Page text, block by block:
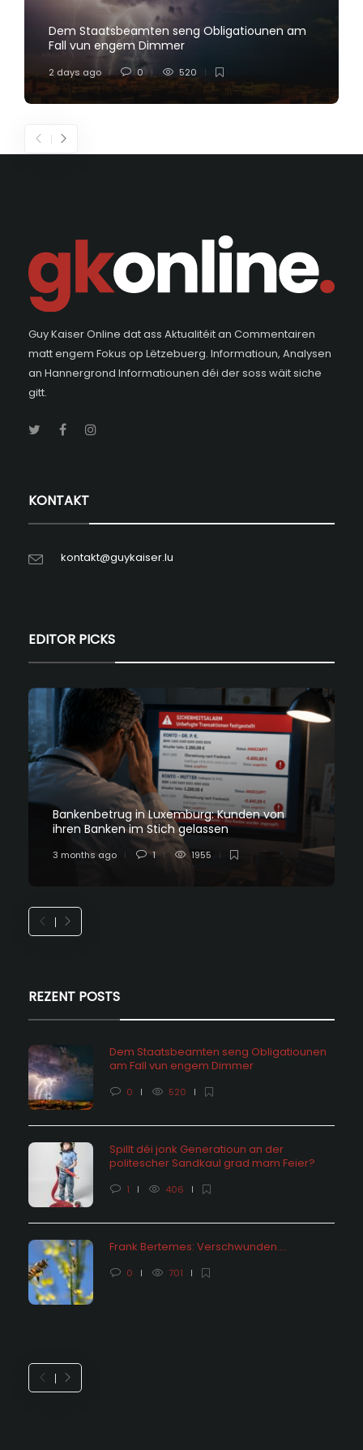
Dem Staatsbeamten seng Obligatiounen am
Fall vun engem Dimmer
2 days ago 0 520
Guy Kaiser Online dat ass Aktualitéit an Commentairen
matt engem Fokus op Lëtzebuerg. Informatioun, Analysen
an Hannergrond Informatiounen déi der soss wäit siche
gitt.
KONTAKT
kontakt@guykaiser.lu
EDITOR PICKS
Bankenbetrug in Luxemburg: Kunden von
ihren Banken im Stich gelassen
3 months ago 1 1955
REZENT POSTS
Dem Staatsbeamten seng Obligatiounen
am Fall vun engem Dimmer
0 520
Spillt déi jonk Generatioun an der
politescher Sandkaul grad mam Feier?
1 406
Frank Bertemes: Verschwunden….
0 701